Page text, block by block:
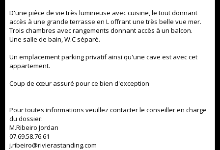
D'une pièce de vie très lumineuse avec cuisine, le tout donnant
accès à une grande terrasse en L offrant une très belle vue mer.
Trois chambres avec rangements donnant accès à un balcon.
Une salle de bain, W.C séparé.
Un emplacement parking privatif ainsi qu'une cave est avec cet
appartement.
Coup de cœur assuré pour ce bien d'exception
Pour toutes informations veuillez contacter le conseiller en charge
du dossier:
M.Ribeiro Jordan
07.69.58.76.61
j.ribeiro@rivierastanding.com